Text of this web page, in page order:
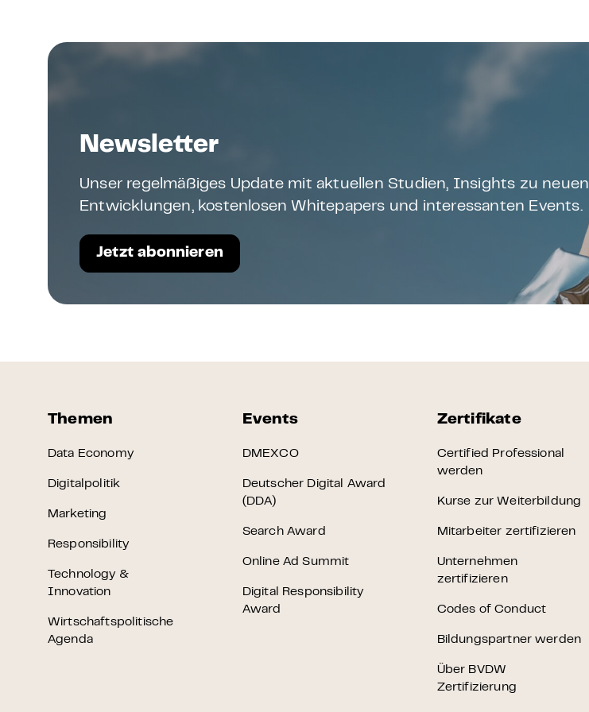
Newsletter
Unser regelmäßiges Update mit aktuellen Studien, Insights zu neuen
Entwicklungen, kostenlosen Whitepapers und interessanten Events.
Jetzt abonnieren
Themen
Data Economy
Digitalpolitik
Marketing
Responsibility
Technology &
Innovation
Wirtschaftspolitische
Agenda
Events
DMEXCO
Deutscher Digital Award
(DDA)
Search Award
Online Ad Summit
Digital Responsibility
Award
Zertifikate
Certified Professional
werden
Kurse zur Weiterbildung
Mitarbeiter zertifizieren
Unternehmen
zertifizieren
Codes of Conduct
Bildungspartner werden
Über BVDW
Zertifizierung